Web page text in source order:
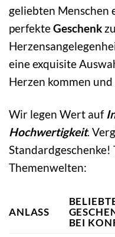
geliebten Menschen
perfekteGeschenk
eine exquisite
Herzen kommen
Wir legen Wert auf
Hochwertigkeit.
Standardgeschenke!
Themenwelten:
ANLASS
BEI